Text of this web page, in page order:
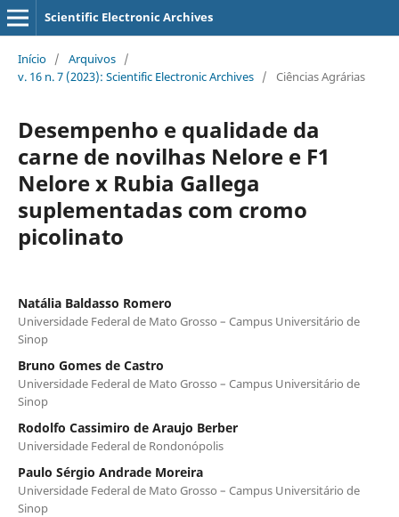
Scientific Electronic Archives
Início / Arquivos /
v. 16 n. 7 (2023): Scientific Electronic Archives / Ciências Agrárias
Desempenho e qualidade da
carne de novilhas Nelore e F1
Nelore x Rubia Gallega
suplementadas com cromo
picolinato
Natália Baldasso Romero
Universidade Federal de Mato Grosso – Campus Universitário de
Sinop
Bruno Gomes de Castro
Universidade Federal de Mato Grosso – Campus Universitário de
Sinop
Rodolfo Cassimiro de Araujo Berber
Universidade Federal de Rondonópolis
Paulo Sérgio Andrade Moreira
Universidade Federal de Mato Grosso – Campus Universitário de
Sinop